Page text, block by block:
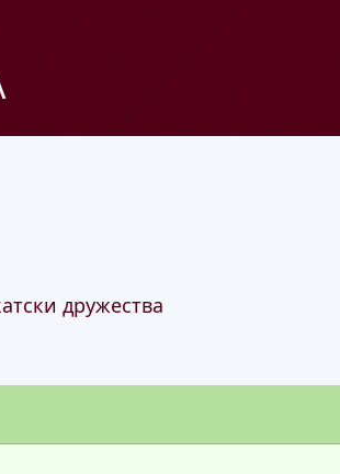
дружества